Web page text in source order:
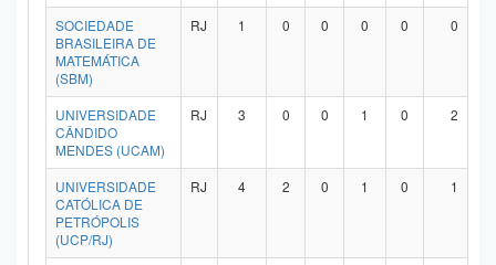
SOCIEDADE
BRASILEIRA DE
MATEMÁTICA
(SBM)
RJ 1 0 0 0 0 0
UNIVERSIDADE
CÂNDIDO
MENDES (UCAM)
RJ 3 0 0 1 0 2
UNIVERSIDADE
CATÓLICA DE
PETRÓPOLIS
(UCP/RJ)
RJ 4 2 0 1 0 1